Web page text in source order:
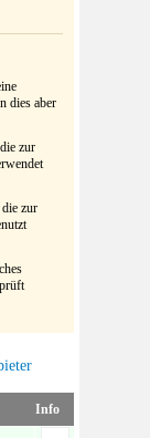
dies aber
zur
zur